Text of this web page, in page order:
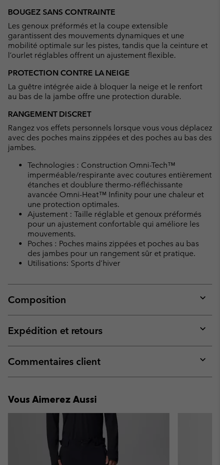
BOUGEZ SANS CONTRAINTE
Les genoux préformés et la coupe extensible
garantissent des mouvements dynamiques et une
mobilité optimale sur les pistes, tandis que la ceinture et
l’ourlet réglables offrent un ajustement flexible.
PROTECTION CONTRE LA NEIGE
La guêtre intégrée aide à bloquer la neige et le renfort
au bas de la jambe offre une protection durable.
RANGEMENT DISCRET
Rangez vos effets personnels lorsque vous vous déplacez
avec des poches mains zippées et des poches au bas des
jambes.
Technologies : Construction Omni-Tech™
imperméable/respirante avec coutures entièrement
étanches et doublure thermo-réfléchissante
avancée Omni-Heat™ Infinity pour une chaleur et
une protection optimales.
Ajustement : Taille réglable et genoux préformés
pour un ajustement confortable qui améliore les
mouvements.
Poches : Poches mains zippées et poches au bas
des jambes pour un rangement sûr et pratique.
Utilisations: Sports d’hiver
Composition
or
Expédition et retours
or
Commentaires client
or
Vous Aimerez Aussi